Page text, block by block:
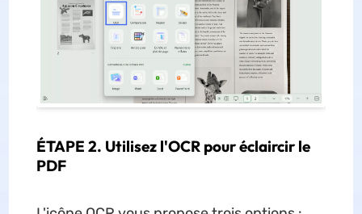
ÉTAPE 2. Utilisez l'OCR pour éclaircir le
PDF